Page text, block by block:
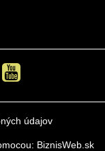
Youtube
údajov
BiznisWeb.sk